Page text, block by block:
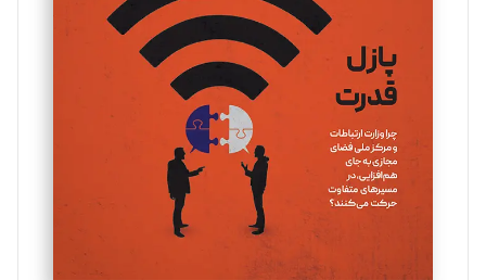
یسنا امان‌پور
تحریریه
ملینا جعفری
تحریریه
مصطفی مسجدی آرانی